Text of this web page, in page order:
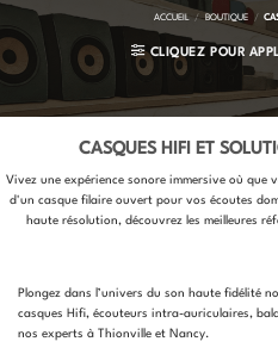
ACCUEIL / BOUTIQUE /
CLIQUEZ POUR
CASQUES HIFI ET
Vivez une expérience sonore immersive où que
d'un casque filaire ouvert pour vos écoutes
haute résolution, découvrez les meilleures
Plongez dans l’univers du son haute fidélité
casques Hifi, écouteurs intra-auriculaires,
nos experts à Thionville et Nancy.